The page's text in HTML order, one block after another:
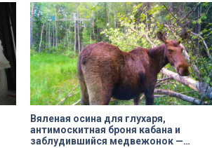
Вяленая осина для глухаря,
антимоскитная броня кабана и
заблудившийся медвежонок —